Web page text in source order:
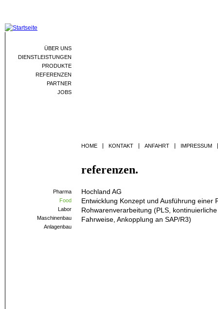
HOME KONTAKT ANFAHRT IMPRESSUM
referenzen.
Hochland AG
Entwicklung Konzept und Ausführung einer
Rohwarenverarbeitung (PLS,
Fahrweise, Ankopplung an SAP/R3)
ÜBER UNS
DIENSTLEISTUNGEN
PRODUKTE
REFERENZEN
PARTNER
JOBS
Pharma
Food
Labor
Maschinenbau
Anlagenbau